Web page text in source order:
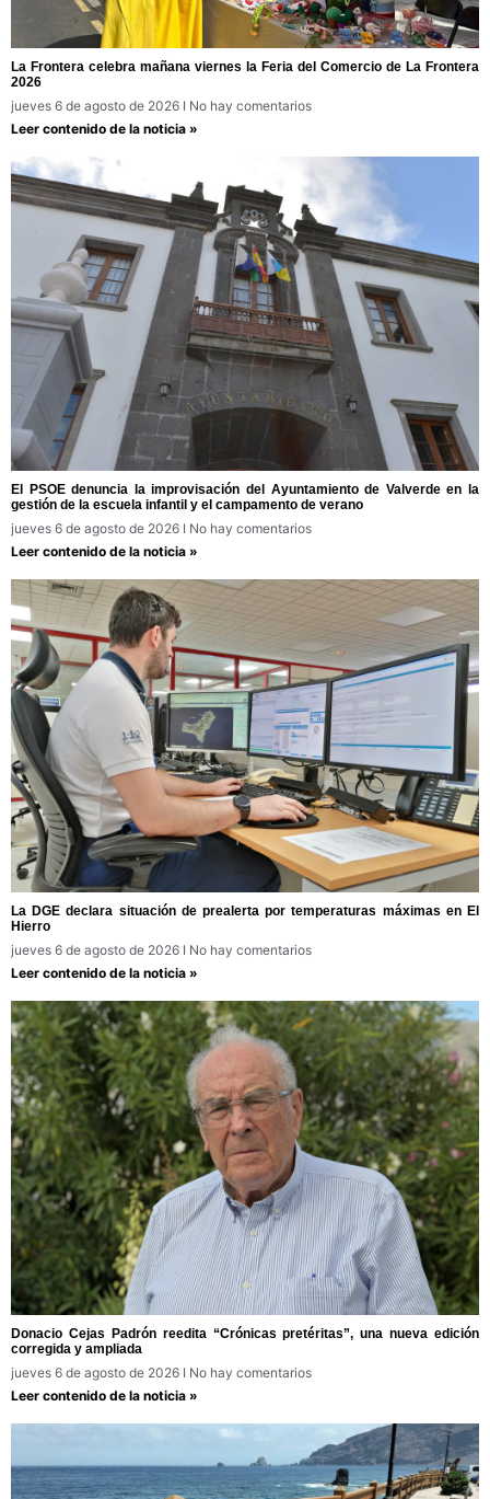
La Frontera celebra mañana viernes la Feria del Comercio de La Frontera
2026
jueves 6 de agosto de 2026
No hay comentarios
Leer contenido de la noticia »
El PSOE denuncia la improvisación del Ayuntamiento de Valverde en la
gestión de la escuela infantil y el campamento de verano
jueves 6 de agosto de 2026
No hay comentarios
Leer contenido de la noticia »
La DGE declara situación de prealerta por temperaturas máximas en El
Hierro
jueves 6 de agosto de 2026
No hay comentarios
Leer contenido de la noticia »
Donacio Cejas Padrón reedita “Crónicas pretéritas”, una nueva edición
corregida y ampliada
jueves 6 de agosto de 2026
No hay comentarios
Leer contenido de la noticia »